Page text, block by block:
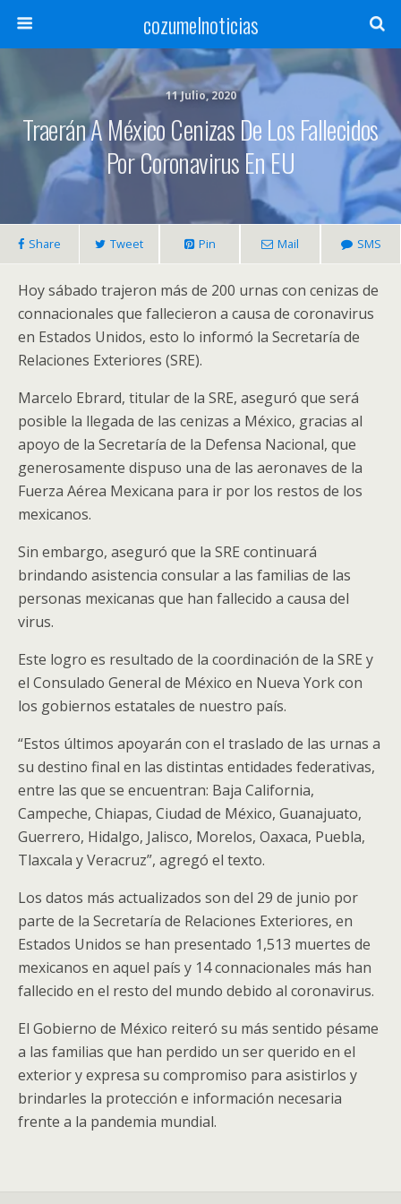
cozumelnoticias
11 Julio, 2020
Traerán A México Cenizas De Los Fallecidos
Por Coronavirus En EU
Share Tweet Pin Mail SMS
Hoy sábado trajeron más de 200 urnas con cenizas de
connacionales que fallecieron a causa de coronavirus
en Estados Unidos, esto lo informó la Secretaría de
Relaciones Exteriores (SRE).
Marcelo Ebrard, titular de la SRE, aseguró que será
posible la llegada de las cenizas a México, gracias al
apoyo de la Secretaría de la Defensa Nacional, que
generosamente dispuso una de las aeronaves de la
Fuerza Aérea Mexicana para ir por los restos de los
mexicanos.
Sin embargo, aseguró que la SRE continuará
brindando asistencia consular a las familias de las
personas mexicanas que han fallecido a causa del
virus.
Este logro es resultado de la coordinación de la SRE y
el Consulado General de México en Nueva York con
los gobiernos estatales de nuestro país.
“Estos últimos apoyarán con el traslado de las urnas a
su destino final en las distintas entidades federativas,
entre las que se encuentran: Baja California,
Campeche, Chiapas, Ciudad de México, Guanajuato,
Guerrero, Hidalgo, Jalisco, Morelos, Oaxaca, Puebla,
Tlaxcala y Veracruz”, agregó el texto.
Los datos más actualizados son del 29 de junio por
parte de la Secretaría de Relaciones Exteriores, en
Estados Unidos se han presentado 1,513 muertes de
mexicanos en aquel país y 14 connacionales más han
fallecido en el resto del mundo debido al coronavirus.
El Gobierno de México reiteró su más sentido pésame
a las familias que han perdido un ser querido en el
exterior y expresa su compromiso para asistirlos y
brindarles la protección e información necesaria
frente a la pandemia mundial.